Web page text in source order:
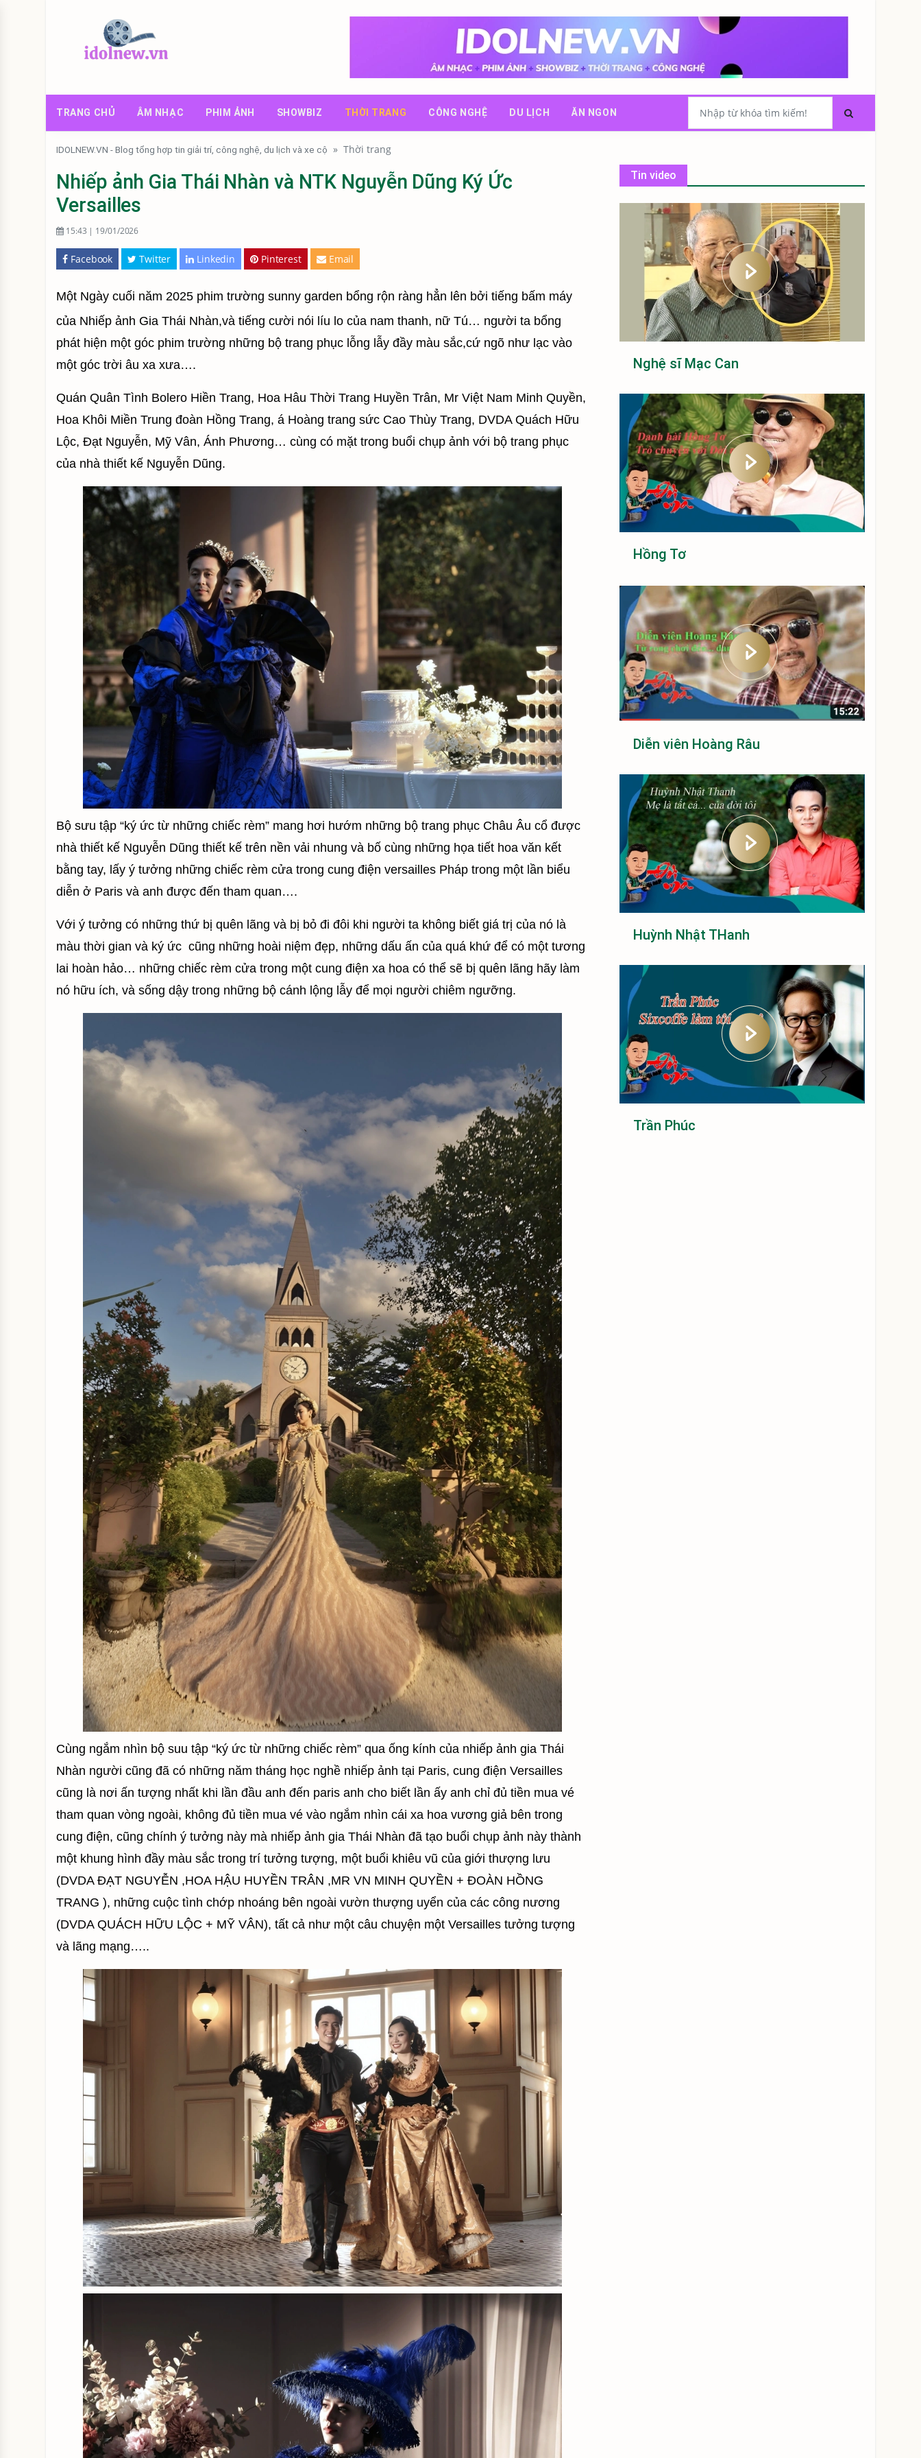
TRANG CHỦ ÂM NHẠC PHIM ẢNH SHOWBIZ THỜI TRANG CÔNG NGHỆ DU LỊCH ĂN NGON
IDOLNEW.VN - Blog tổng hợp tin giải trí, công nghệ, du lịch và xe cộ »Thời trang
Nhiếp ảnh Gia Thái Nhàn và NTK Nguyễn Dũng Ký Ức
Versailles
15:43 | 19/01/2026
Facebook Twitter Linkedin Pinterest Email
Một Ngày cuối năm 2025 phim trường sunny garden bổng rộn ràng hẳn lên bởi tiếng bấm máy
của Nhiếp ảnh Gia Thái Nhàn,và tiếng cười nói líu lo của nam thanh, nữ Tú… người ta bổng
phát hiện một góc phim trường những bộ trang phục lỗng lẫy đầy màu sắc,cứ ngõ như lạc vào
một góc trời âu xa xưa….
Quán Quân Tình Bolero Hiền Trang, Hoa Hâu Thời Trang Huyền Trân, Mr Việt Nam Minh Quyền,
Hoa Khôi Miền Trung đoàn Hồng Trang, á Hoàng trang sức Cao Thùy Trang, DVDA Quách Hữu
Lộc, Đạt Nguyễn, Mỹ Vân, Ánh Phương… cùng có mặt trong buổi chụp ảnh với bộ trang phục
của nhà thiết kế Nguyễn Dũng.
Bộ sưu tập “ký ức từ những chiếc rèm” mang hơi hướm những bộ trang phục Châu Âu cổ được
nhà thiết kế Nguyễn Dũng thiết kế trên nền vải nhung và bố cùng những họa tiết hoa văn kết
bằng tay, lấy ý tưởng những chiếc rèm cửa trong cung điện versailles Pháp trong một lần biểu
diễn ở Paris và anh được đến tham quan….
Với ý tưởng có những thứ bị quên lãng và bị bỏ đi đôi khi người ta không biết giá trị của nó là
màu thời gian và ký ức cũng những hoài niệm đẹp, những dấu ấn của quá khứ để có một tương
lai hoàn hảo… những chiếc rèm cửa trong một cung điện xa hoa có thể sẽ bị quên lãng hãy làm
nó hữu ích, và sống dậy trong những bộ cánh lộng lẫy để mọi người chiêm ngưỡng.
Cùng ngắm nhìn bộ suu tập “ký ức từ những chiếc rèm” qua ống kính của nhiếp ảnh gia Thái
Nhàn người cũng đã có những năm tháng học nghề nhiếp ảnh tại Paris, cung điện Versailles
cũng là nơi ấn tượng nhất khi lần đầu anh đến paris anh cho biết lần ấy anh chỉ đủ tiền mua vé
tham quan vòng ngoài, không đủ tiền mua vé vào ngắm nhìn cái xa hoa vương giả bên trong
cung điện, cũng chính ý tưởng này mà nhiếp ảnh gia Thái Nhàn đã tạo buổi chụp ảnh này thành
một khung hình đầy màu sắc trong trí tưởng tượng, một buổi khiêu vũ của giới thượng lưu
(DVDA ĐẠT NGUYỄN ,HOA HẬU HUYỀN TRÂN ,MR VN MINH QUYỀN + ĐOÀN HỒNG
TRANG ), những cuộc tình chớp nhoáng bên ngoài vườn thượng uyển của các công nương
(DVDA QUÁCH HỮU LỘC + MỸ VÂN), tất cả như một câu chuyện một Versailles tưởng tượng
và lãng mạng…..
Tin video
Nghệ sĩ Mạc Can
Hồng Tơ
Diễn viên Hoàng Râu
Huỳnh Nhật THanh
Trần Phúc